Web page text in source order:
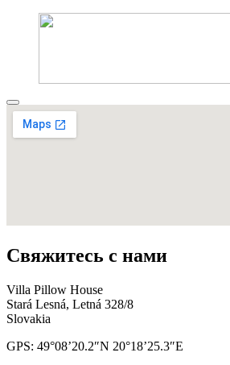
Свяжитесь с нами
Villa Pillow House
Stará Lesná, Letná 328/8
Slovakia
GPS: 49°08’20.2″N 20°18’25.3″E